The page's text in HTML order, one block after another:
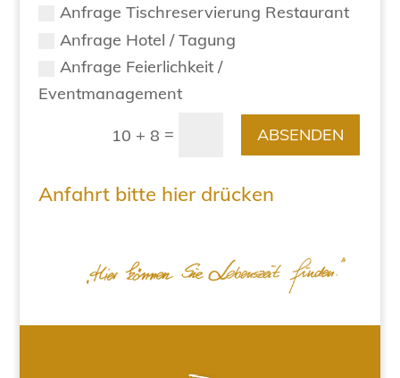
Anfrage Tischreservierung Restaurant
Anfrage Hotel / Tagung
Anfrage Feierlichkeit /
Eventmanagement
10 + 8 = ABSENDEN
Anfahrt bitte hier drücken